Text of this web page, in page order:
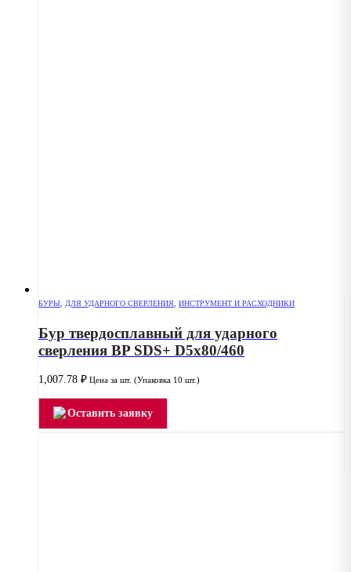
БУРЫ ДЛЯ УДАРНОГО СВЕРЛЕНИЯ ИНСТРУМЕНТ И РАСХОДНИКИ
Бур твердосплавный для ударного
сверления BP SDS+ D5x80/460
1,007.78 ₽ Цена за шт. (Упаковка 10 шт.)
Оставить заявку